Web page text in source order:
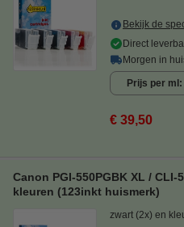
Bekijk de
Direct
Morgen in
Prijs per ml
€ 39,50
Canon PGI-550PGBK XL /
kleuren (123inkt huismerk)
zwart (2x) en